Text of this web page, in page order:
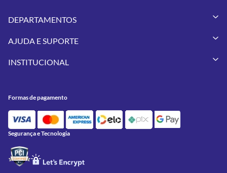
DEPARTAMENTOS
Vestuários
Pneus
Utilidades
Feminino
Lançamentos
AJUDA E SUPORTE
Meus Pedidos
Política de Privacidade
Política de Campanhas e promoções
INSTITUCIONAL
Contato
Oficina/Serviços
Formas de pagamento
Segurança e Tecnologia